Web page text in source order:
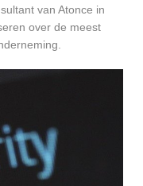
van Atonce in
over de meest